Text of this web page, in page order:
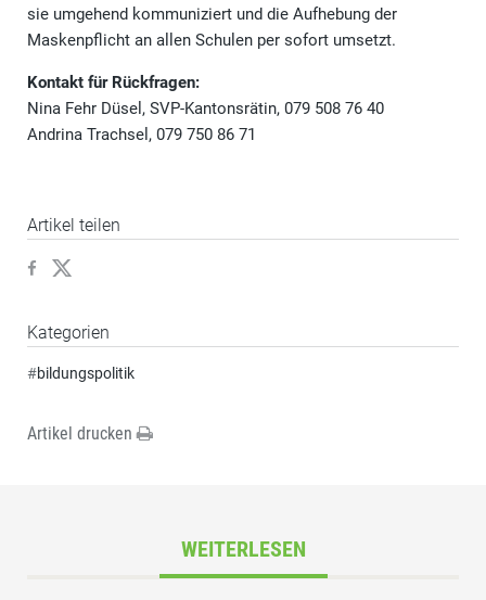
sie umgehend kommuniziert und die Aufhebung der
Maskenpflicht an allen Schulen per sofort umsetzt.
Kontakt für Rückfragen:
Nina Fehr Düsel, SVP-Kantonsrätin, 079 508 76 40
Andrina Trachsel, 079 750 86 71
Artikel teilen
Kategorien
#bildungspolitik
Artikel drucken
WEITERLESEN